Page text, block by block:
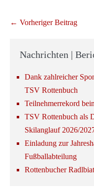
Beitragsnavigation
← Vorheriger Beitrag
Nachrichten |
Dank zahlreicher
TSV Rottenbuch
Teilnehmerrekord
TSV Rottenbuch
Skilanglauf 2026/
Einladung zur
Fußballabteilung
Rottenbucher